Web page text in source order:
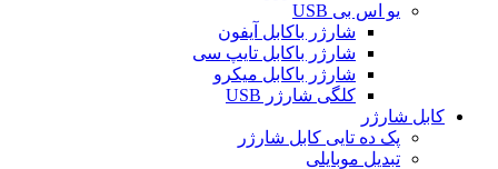
یو اس بی USB
شارژر باکابل آیفون
شارژر باکابل تایپ سی
شارژر باکابل میکرو
کلگی شارژر USB
کابل شارژر
پک ده تایی کابل شارژر
تبدیل موبایلی